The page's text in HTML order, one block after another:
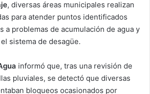
, diversas áreas municipales realizan
para atender puntos identificados
a problemas de acumulación de agua y
sistema de desagüe.
informó que, tras una revisión de
pluviales, se detectó que diversas
bloqueos ocasionados por